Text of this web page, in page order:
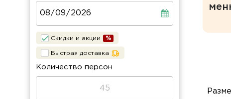
Скидки и акции
Быстрая доставка
Количество персон